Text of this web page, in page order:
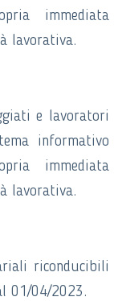
immediata
lavorativa.
e lavoratori
informativo
immediata
lavorativa.
riconducibili
01/04/2023.